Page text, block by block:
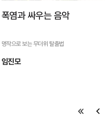
폭염과 싸우는 음악
명작으로 보는 무더위 탈출법
임진모
폭염과 싸우는 음악 맴처음